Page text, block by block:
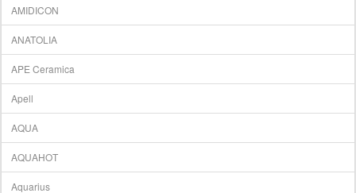
AMIDICON
ANATOLIA
APE Ceramica
Apell
AQUA
AQUAHOT
Aquarius